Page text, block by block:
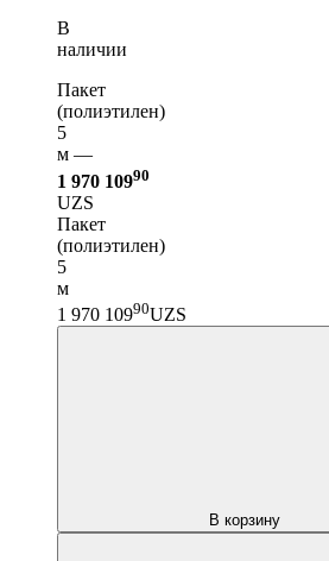
В
наличии
Пакет
(полиэтилен)
5
м —
1 970 10990
UZS
Пакет
(полиэтилен)
5
м
1 970 10990UZS
В корзину